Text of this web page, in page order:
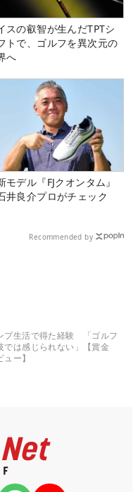
スの叡智が生んだTPTシ
トで、ゴルフを異次元の
へ
モデル『FJクオンタム』
井良介プロがチェック
Recommended by
プ生活で得た経験 「ゴルフ
では感じられない」【賞金
ー】